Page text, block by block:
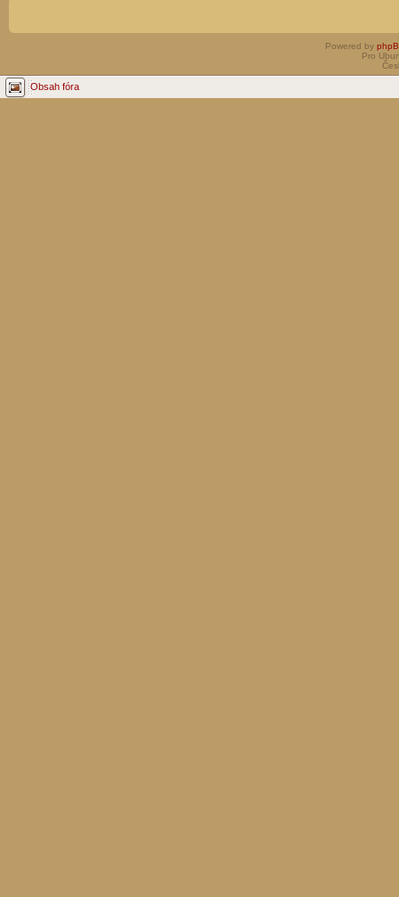
Powered by
Pro
Obsah fóra